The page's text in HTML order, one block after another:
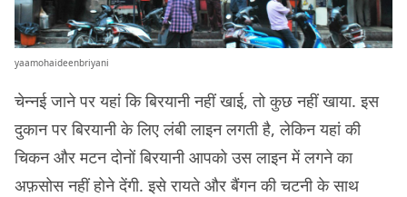
yaamohaideenbriyani
चेन्नई जाने पर यहां कि बिरयानी नहीं खाई, तो कुछ नहीं खाया. इस
दुकान पर बिरयानी के लिए लंबी लाइन लगती है, लेकिन यहां की
चिकन और मटन दोनों बिरयानी आपको उस लाइन में लगने का
अफ़सोस नहीं होने देंगी. इसे रायते और बैंगन की चटनी के साथ